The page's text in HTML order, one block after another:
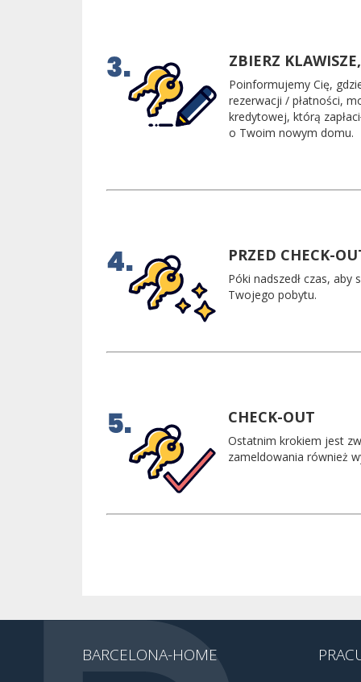
ZBIERZ
Poinformujemy Cię,
rezerwacji / płatności,
kredytowej, którą
o Twoim nowym domu.
PRZED CHECK-
Póki nadszedł czas,
Twojego pobytu.
CHECK-OUT
Ostatnim krokiem jest
zameldowania również
BARCELONA-HOME